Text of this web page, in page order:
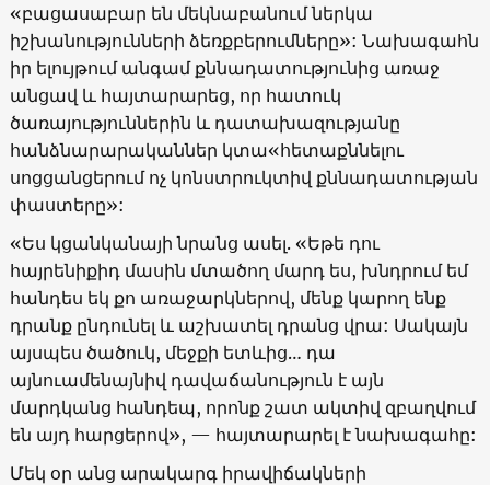
«բացասաբար են մեկնաբանում ներկա
իշխանությունների ձեռքբերումները»: Նախագահն
իր ելույթում անգամ քննադատությունից առաջ
անցավ և հայտարարեց, որ հատուկ
ծառայություններին և դատախազությանը
հանձնարարականներ կտա«հետաքննելու
սոցցանցերում ոչ կոնստրուկտիվ քննադատության
փաստերը»:
«Ես կցանկանայի նրանց ասել. «Եթե դու
հայրենիքիդ մասին մտածող մարդ ես, խնդրում եմ
հանդես եկ քո առաջարկներով, մենք կարող ենք
դրանք ընդունել և աշխատել դրանց վրա: Սակայն
այսպես ծածուկ, մեջքի ետևից… դա
այնուամենայնիվ դավաճանություն է այն
մարդկանց հանդեպ, որոնք շատ ակտիվ զբաղվում
են այդ հարցերով», — հայտարարել է նախագահը:
Մեկ օր անց արակարգ իրավիճակների